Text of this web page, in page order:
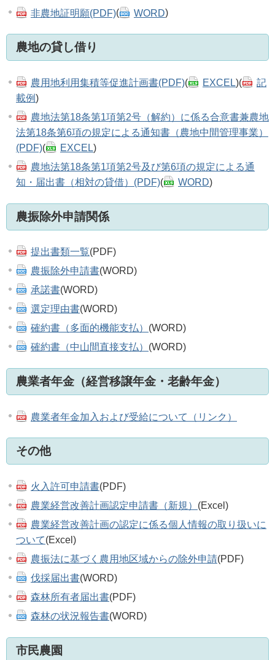
非農地証明願(PDF)( WORD)
農地の貸し借り
農用地利用集積等促進計画書(PDF)( EXCEL)(
記
載例)
農地法第18条第1項第2号（解約）に係る合意書兼農地
法第18条第6項の規定による通知書（農地中間管理事業）
(PDF)( EXCEL)
農地法第18条第1項第2号及び第6項の規定による通
知・届出書（相対の貸借）(PDF)( WORD)
農振除外申請関係
提出書類一覧(PDF)
農振除外申請書(WORD)
承諾書(WORD)
選定理由書(WORD)
確約書（多面的機能支払） (WORD)
確約書（中山間直接支払） (WORD)
農業者年金（経営移譲年金・老齢年金）
農業者年金加入および受給について（リンク）
その他
火入許可申請書(PDF)
農業経営改善計画認定申請書（新規） (Excel)
農業経営改善計画の認定に係る個人情報の取り扱いに
ついて(Excel)
農振法に基づく農用地区域からの除外申請(PDF)
伐採届出書(WORD)
森林所有者届出書(PDF)
森林の状況報告書(WORD)
市民農園